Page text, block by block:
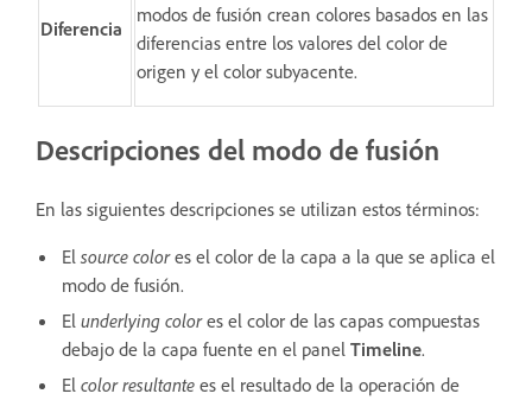
Diferencia
modos de fusión crean colores basados en las
diferencias entre los valores del color de
origen y el color subyacente.
Descripciones del modo de fusión
En las siguientes descripciones se utilizan estos términos:
El source colores el color de la capa a la que se aplica el
modo de fusión.
El underlying colores el color de las capas compuestas
debajo de la capa fuente en el panel Timeline.
El color resultante es el resultado de la operación de